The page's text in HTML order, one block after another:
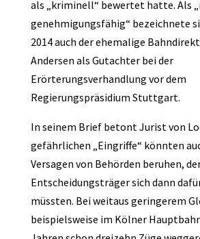
als „kriminell“ bewertet hatte. Als
genehmigungsfähig“ bezeichnete
2014 auch der ehemalige
Andersen als Gutachter bei der
Erörterungsverhandlung vor dem
Regierungspräsidium Stuttgart.
In seinem Brief betont Jurist von
gefährlichen „Eingriffe“ könnten
Versagen von Behörden beruhen,
Entscheidungsträger sich dann
müssten. Bei weitaus geringerem
beispielsweise im Kölner